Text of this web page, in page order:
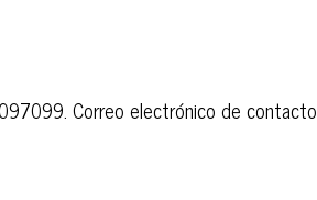
Correo electrónico de